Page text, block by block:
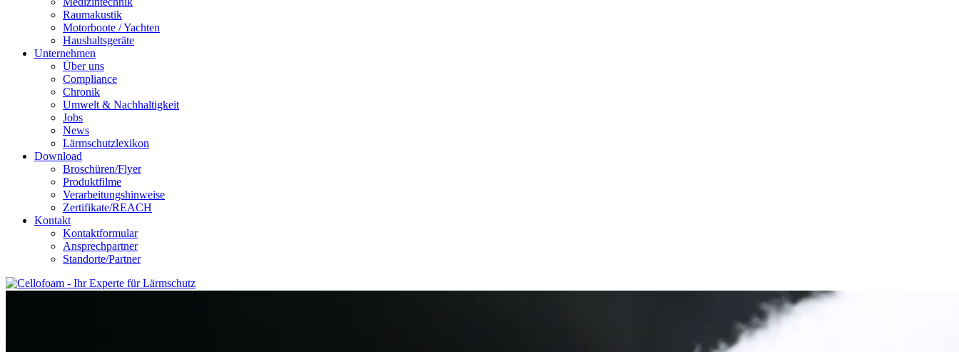
Raumakustik
Motorboote / Yachten
Haushaltsgeräte
Unternehmen
Über uns
Compliance
Chronik
Umwelt & Nachhaltigkeit
Jobs
News
Lärmschutzlexikon
Download
Broschüren/Flyer
Produktfilme
Verarbeitungshinweise
Zertifikate/REACH
Kontakt
Kontaktformular
Ansprechpartner
Standorte/Partner